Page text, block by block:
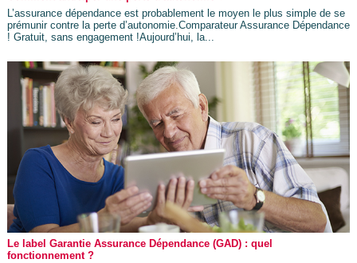
L’assurance dépendance est probablement le moyen le plus simple de se
prémunir contre la perte d’autonomie.Comparateur Assurance Dépendance
! Gratuit, sans engagement !Aujourd’hui, la...
Le label Garantie Assurance Dépendance (GAD) : quel
fonctionnement ?